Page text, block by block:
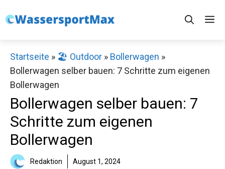
Inhalt
Startseite » 🏖️ Outdoor » Bollerwagen »
Bollerwagen selber bauen: 7 Schritte zum eigenen
Bollerwagen
Bollerwagen selber bauen: 7
Schritte zum eigenen
Bollerwagen
Redaktion August 1, 2024